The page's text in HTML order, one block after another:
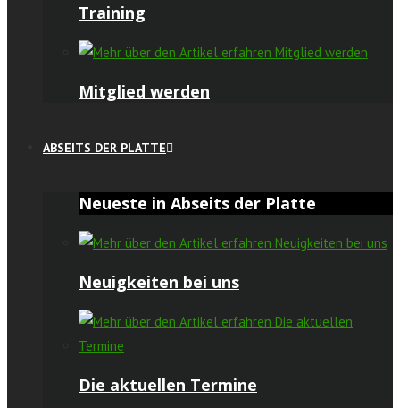
Training
Mitglied werden
ABSEITS DER PLATTE
Neueste in Abseits der Platte
Neuigkeiten bei uns
Die aktuellen Termine